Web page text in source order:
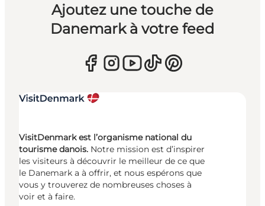
Ajoutez une touche de
Danemark à votre feed
VisitDenmark est l’organisme national du
tourisme danois. Notre mission est d’inspirer
les visiteurs à découvrir le meilleur de ce que
le Danemark a à offrir, et nous espérons que
vous y trouverez de nombreuses choses à
voir et à faire.